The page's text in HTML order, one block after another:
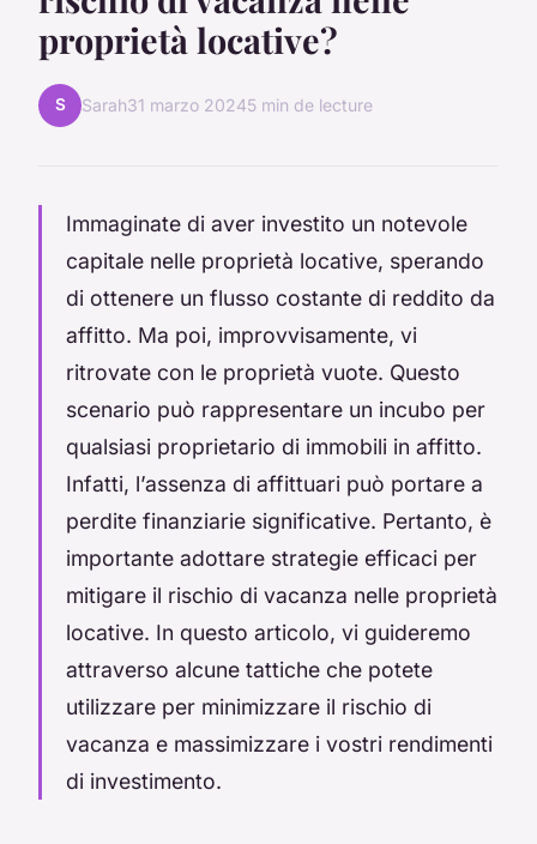
proprietà locative?
S Sarah31 marzo 20245 min de lecture
Immaginate di aver investito un notevole
capitale nelle proprietà locative, sperando
di ottenere un flusso costante di reddito da
affitto. Ma poi, improvvisamente, vi
ritrovate con le proprietà vuote. Questo
scenario può rappresentare un incubo per
qualsiasi proprietario di immobili in affitto.
Infatti, l’assenza di affittuari può portare a
perdite finanziarie significative. Pertanto, è
importante adottare strategie efficaci per
mitigare il rischio di vacanza nelle proprietà
locative. In questo articolo, vi guideremo
attraverso alcune tattiche che potete
utilizzare per minimizzare il rischio di
vacanza e massimizzare i vostri rendimenti
di investimento.